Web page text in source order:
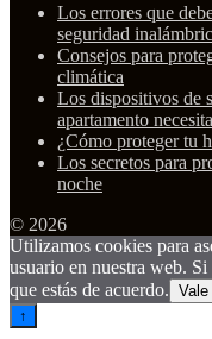
Los errores que
seguridad
Consejos para
climática
Los dispositivos de
apartamento necesita
¿Cómo proteger tu
Los secretos para
noche
© 2026
Utilizamos cookies para
usuario en nuestra web.
que estás de acuerdo. Vale
↑